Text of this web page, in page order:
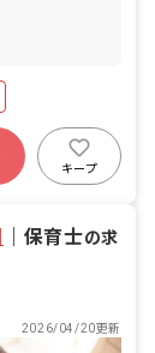
キープ
保育士の求
2026/04/20更新